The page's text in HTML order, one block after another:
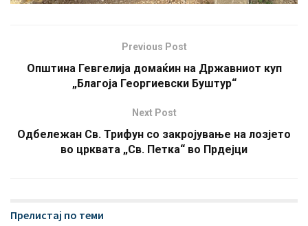
Previous Post
Oпштина Гевгелија домаќин на Државниот куп
„Благоја Георгиевски Буштур“
Next Post
Одбележан Св. Трифун со закројување на лозјето
во црквата „Св. Петка“ во Прдејци
Прелистај по теми